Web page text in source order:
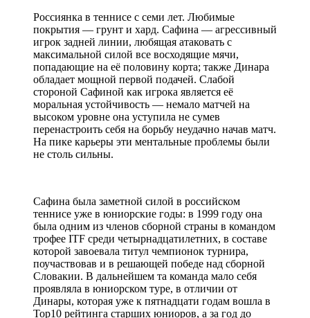
Россиянка в теннисе с семи лет. Любимые
покрытия — грунт и хард. Сафина — агрессивный
игрок задней линии, любящая атаковать с
максимальной силой все восходящие мячи,
попадающие на её половину корта; также Динара
обладает мощной первой подачей. Слабой
стороной Сафиной как игрока является её
моральная устойчивость — немало матчей на
высоком уровне она уступила не сумев
перенастроить себя на борьбу неудачно начав матч.
На пике карьеры эти ментальные проблемы были
не столь сильны.
Сафина была заметной силой в российском
теннисе уже в юниорские годы: в 1999 году она
была одним из членов сборной страны в командом
трофее ITF среди четырнадцатилетних, в составе
которой завоевала титул чемпионок турнира,
поучаствовав и в решающей победе над сборной
Словакии. В дальнейшем та команда мало себя
проявляла в юниорском туре, в отличии от
Динары, которая уже к пятнадцати годам вошла в
Top10 рейтинга старших юниоров, а за год до